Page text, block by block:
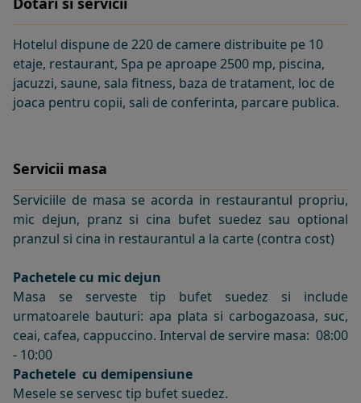
Hotelul dispune de 220 de camere distribuite pe 10
etaje, restaurant, Spa pe aproape 2500 mp, piscina,
jacuzzi, saune, sala fitness, baza de tratament, loc de
joaca pentru copii, sali de conferinta, parcare publica.
Servicii masa
Serviciile de masa se acorda in restaurantul propriu,
mic dejun, pranz si cina bufet suedez sau optional
pranzul si cina in restaurantul a la carte (contra cost)
Pachetele cu mic dejun
Masa se serveste tip bufet suedez si include
urmatoarele bauturi: apa plata si carbogazoasa, suc,
ceai, cafea, cappuccino. Interval de servire masa: 08:00
- 10:00
Pachetele cu demipensiune
Mesele se servesc tip bufet suedez.